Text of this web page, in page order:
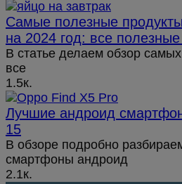
Самые полезные
на 2024 год: все
В статье делаем обзор
все
1.5к.
Лучшие андроид
15
В обзоре подробно
смартфоны андроид
2.1к.